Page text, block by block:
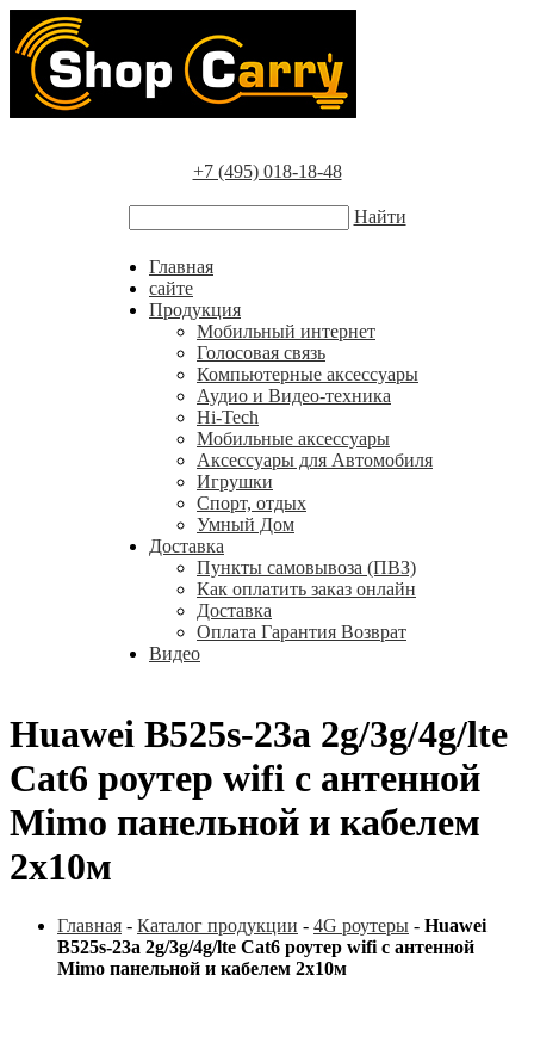
+7 (495) 018-18-48
Найти
Главная
сайте
Продукция
Мобильный интернет
Голосовая связь
Компьютерные аксессуары
Аудио и Видео-техника
Hi-Tech
Мобильные аксессуары
Аксессуары для Автомобиля
Игрушки
Спорт, отдых
Умный Дом
Доставка
Пункты самовывоза (ПВЗ)
Как оплатить заказ онлайн
Доставка
Оплата Гарантия Возврат
Видео
Huawei B525s-23a 2g/3g/4g/lte
Cat6 роутер wifi с антенной
Mimo панельной и кабелем
2х10м
Главная - Каталог продукции - 4G роутеры - Huawei
B525s-23a 2g/3g/4g/lte Cat6 роутер wifi с антенной
Mimo панельной и кабелем 2х10м